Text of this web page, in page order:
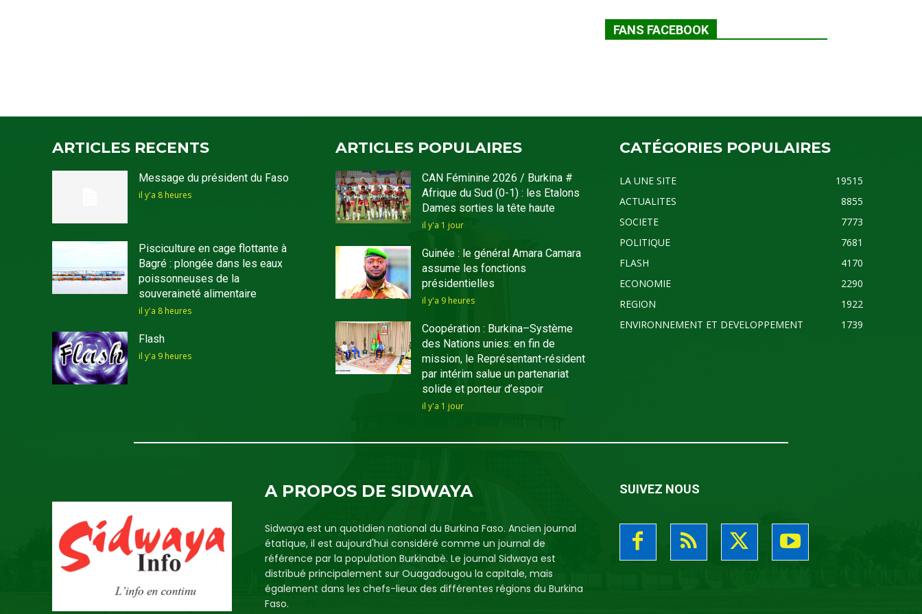
FANS FACEBOOK
ARTICLES RECENTS
Message du président du Faso
il y'a 8 heures
Pisciculture en cage flottante à
Bagré : plongée dans les eaux
poissonneuses de la
souveraineté alimentaire
il y'a 8 heures
Flash
il y'a 9 heures
ARTICLES POPULAIRES
CAN Féminine 2026 / Burkina #
Afrique du Sud (0-1) : les Etalons
Dames sorties la tête haute
il y'a 1 jour
Guinée : le général Amara Camara
assume les fonctions
présidentielles
il y'a 9 heures
Coopération : Burkina–Système
des Nations unies: en fin de
mission, le Représentant-résident
par intérim salue un partenariat
solide et porteur d’espoir
il y'a 1 jour
CATÉGORIES POPULAIRES
LA UNE SITE
19515
ACTUALITES
8855
SOCIETE
7773
POLITIQUE
7681
FLASH
4170
ECONOMIE
2290
REGION
1922
ENVIRONNEMENT ET DEVELOPPEMENT
1739
A PROPOS DE SIDWAYA
Sidwaya est un quotidien national du Burkina Faso. Ancien journal
étatique, il est aujourd'hui considéré comme un journal de
référence par la population Burkinabè. Le journal Sidwaya est
distribué principalement sur Ouagadougou la capitale, mais
également dans les chefs-lieux des différentes régions du Burkina
Faso.
SUIVEZ NOUS